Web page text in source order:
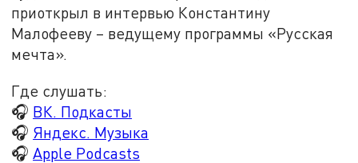
приоткрыл в интервью Константину
Малофееву – ведущему программы «Русская
мечта».
Где слушать:
🎧 ВК. Подкасты
🎧 Яндекс. Музыка
🎧Apple Podcasts